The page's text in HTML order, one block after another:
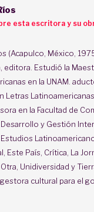
esta escritora y su
(Acapulco, México,
editora. Estudió la
en la UNAM.
Letras Latinoamericanas
en la Facultad de
y Gestión
Este País, Crítica, La
Otra, Unidiversidad y
cultural para el